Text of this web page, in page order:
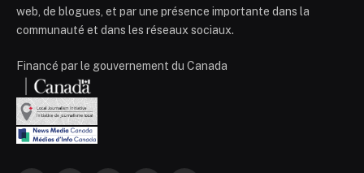
web, de blogues, et par une présence importante dans la
communauté et dans les réseaux sociaux.
Financé par le gouvernement du Canada